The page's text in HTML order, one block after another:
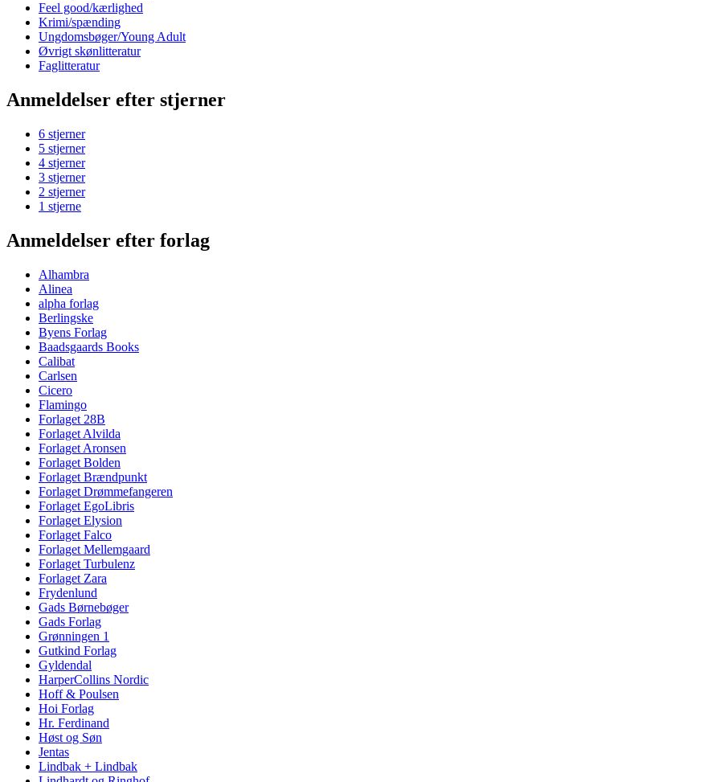
Feel good/kærlighed
Krimi/spænding
Ungdomsbøger/Young Adult
Øvrigt skønlitteratur
Faglitteratur
Anmeldelser efter stjerner
6 stjerner
5 stjerner
4 stjerner
3 stjerner
2 stjerner
1 stjerne
Anmeldelser efter forlag
Alhambra
Alinea
alpha forlag
Berlingske
Byens Forlag
Baadsgaards Books
Calibat
Carlsen
Cicero
Flamingo
Forlaget 28B
Forlaget Alvilda
Forlaget Aronsen
Forlaget Bolden
Forlaget Brændpunkt
Forlaget Drømmefangeren
Forlaget EgoLibris
Forlaget Elysion
Forlaget Falco
Forlaget Mellemgaard
Forlaget Turbulenz
Forlaget Zara
Frydenlund
Gads Børnebøger
Gads Forlag
Grønningen 1
Gutkind Forlag
Gyldendal
HarperCollins Nordic
Hoff & Poulsen
Hoi Forlag
Hr. Ferdinand
Høst og Søn
Jentas
Lindbak + Lindbak